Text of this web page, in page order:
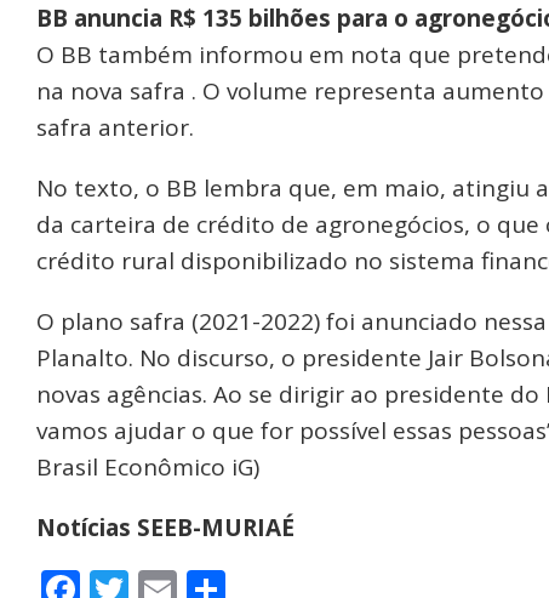
BB anuncia R$ 135 bilhões para o
O BB também informou em nota que
na nova safra . O volume representa
safra anterior.
No texto, o BB lembra que, em maio, atingiu
da carteira de crédito de agronegócios, o
crédito rural disponibilizado no sistema
O plano safra (2021-2022) foi anunciado
Planalto. No discurso, o presidente Jair
novas agências. Ao se dirigir ao presidente
vamos ajudar o que for possível essas
Brasil Econômico iG)
Notícias SEEB-MURIAÉ